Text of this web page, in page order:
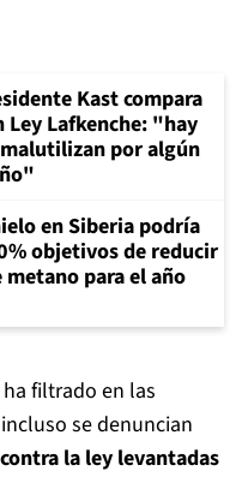
Kast compara
Ley Lafkenche: "hay
malutilizan por algún
en Siberia podría
objetivos de reducir
para el año
filtrado en las
se denuncian
la ley levantadas